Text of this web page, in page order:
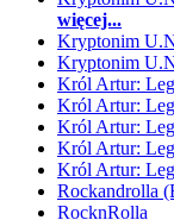
więcej...
Kryptonim
Kryptonim
Król Artur:
Król Artur:
Król Artur:
Król Artur:
Król Artur:
Rockandrolla
RocknRolla